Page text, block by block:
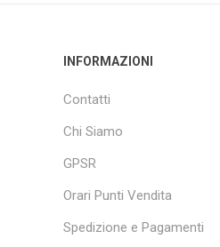
INFORMAZIONI
Contatti
Chi Siamo
GPSR
Orari Punti Vendita
Spedizione e Pagamenti